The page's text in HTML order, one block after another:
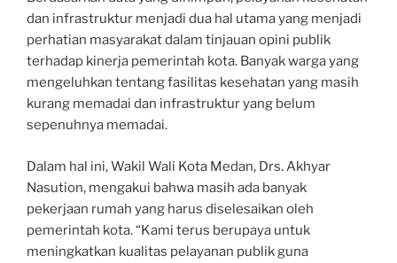
dan infrastruktur menjadi dua hal utama yang menjadi
perhatian masyarakat dalam tinjauan opini publik
terhadap kinerja pemerintah kota. Banyak warga yang
mengeluhkan tentang fasilitas kesehatan yang masih
kurang memadai dan infrastruktur yang belum
sepenuhnya memadai.
Dalam hal ini, Wakil Wali Kota Medan, Drs. Akhyar
Nasution, mengakui bahwa masih ada banyak
pekerjaan rumah yang harus diselesaikan oleh
pemerintah kota. “Kami terus berupaya untuk
meningkatkan kualitas pelayanan publik guna